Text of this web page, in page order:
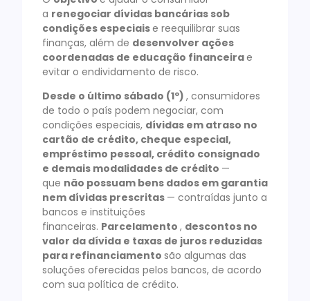
a renegociar dívidas bancárias sob
condições especiaise reequilibrar suas
finanças, além de desenvolver ações
coordenadas de educação financeirae
evitar o endividamento de risco.
Desde o último sábado (1º) , consumidores
de todo o país podem negociar, com
condições especiais, dívidas em atraso no
cartão de crédito, cheque especial,
empréstimo pessoal, crédito consignado
e demais modalidades de crédito —
que não possuam bens dados em garantia
nem dívidas prescritas — contraídas junto a
bancos e instituições
financeiras. Parcelamento , descontos no
valor da dívida e taxas de juros reduzidas
para refinanciamento são algumas das
soluções oferecidas pelos bancos, de acordo
com sua política de crédito.